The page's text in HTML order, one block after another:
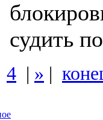
судить
4 | » |